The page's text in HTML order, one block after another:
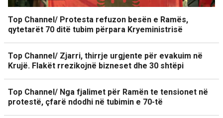
Top Channel/ Protesta refuzon besën e Ramës,
qytetarët 70 ditë tubim përpara Kryeministrisë
Top Channel/ Zjarri, thirrje urgjente për evakuim në
Krujë. Flakët rrezikojnë bizneset dhe 30 shtëpi
Top Channel/ Nga fjalimet për Ramën te tensionet në
protestë, çfarë ndodhi në tubimin e 70-të